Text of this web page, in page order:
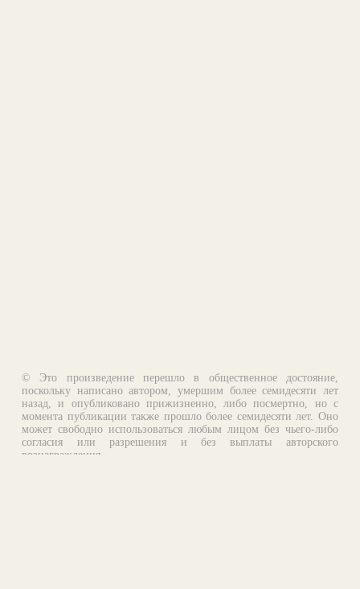
© Это произведение перешло в общественное достояние,
поскольку написано автором, умершим более семидесяти лет
назад, и опубликовано прижизненно, либо посмертно, но с
момента публикации также прошло более семидесяти лет. Оно
может свободно использоваться любым лицом без чьего-либо
согласия или разрешения и без выплаты авторского
вознаграждения.